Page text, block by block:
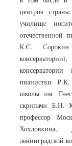
центров
училище
К.С.
пианистки
школы им.
скрипачи Б.Н.
профессор
Хохловкина,
ленинградской